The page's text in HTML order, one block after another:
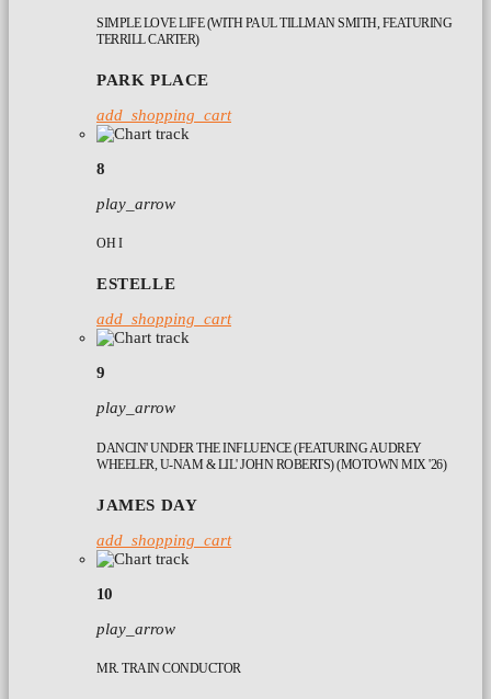
SIMPLE LOVE LIFE (WITH PAUL TILLMAN SMITH, FEATURING
TERRILL CARTER)
PARK PLACE
add_shopping_cart
8
play_arrow
OH I
ESTELLE
add_shopping_cart
9
play_arrow
DANCIN' UNDER THE INFLUENCE (FEATURING AUDREY
WHEELER, U-NAM & LIL' JOHN ROBERTS) (MOTOWN MIX '26)
JAMES DAY
add_shopping_cart
10
play_arrow
MR. TRAIN CONDUCTOR